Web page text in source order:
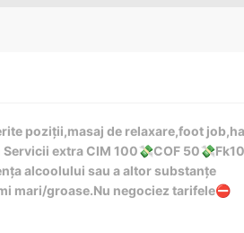
poziții,masaj de relaxare,foot
extra CIM 100💸COF 50💸
alcoolului sau a altor substanțe
mari/groase.Nu negociez tarifele⛔